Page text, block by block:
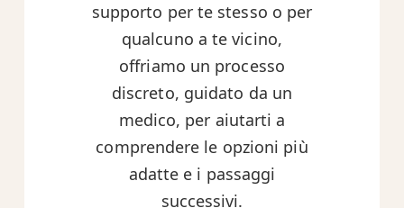
supporto per te stesso o per
qualcuno a te vicino,
offriamo un processo
discreto, guidato da un
medico, per aiutarti a
comprendere le opzioni più
adatte e i passaggi
successivi.